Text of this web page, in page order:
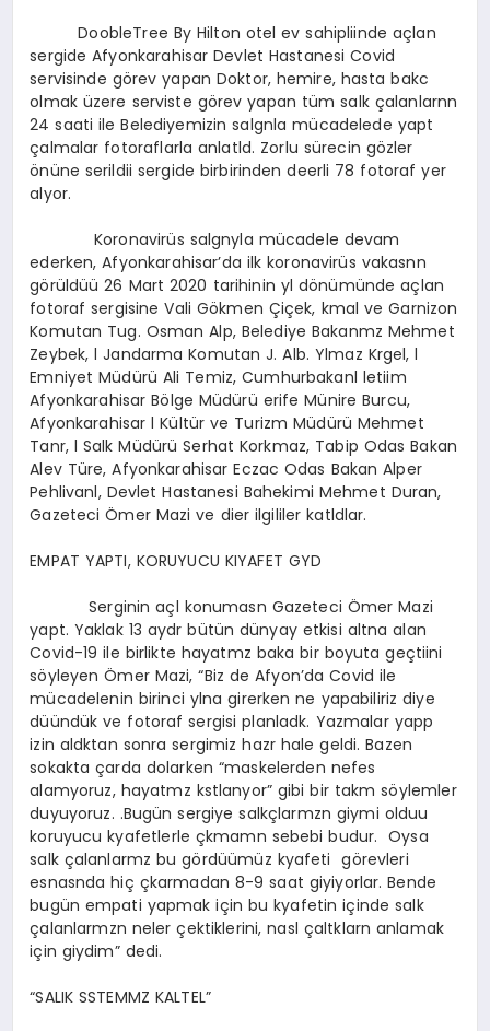
DoobleTree By Hilton otel ev sahipliinde açlan
sergide Afyonkarahisar Devlet Hastanesi Covid
servisinde görev yapan Doktor, hemire, hasta bakc
olmak üzere serviste görev yapan tüm salk çalanlarnn
24 saati ile Belediyemizin salgnla mücadelede yapt
çalmalar fotoraflarla anlatld. Zorlu sürecin gözler
önüne serildii sergide birbirinden deerli 78 fotoraf yer
alyor.
Koronavirüs salgnyla mücadele devam
ederken, Afyonkarahisar’da ilk koronavirüs vakasnn
görüldüü 26 Mart 2020 tarihinin yl dönümünde açlan
fotoraf sergisine Vali Gökmen Çiçek, kmal ve Garnizon
Komutan Tug. Osman Alp, Belediye Bakanmz Mehmet
Zeybek, l Jandarma Komutan J. Alb. Ylmaz Krgel, l
Emniyet Müdürü Ali Temiz, Cumhurbakanl letiim
Afyonkarahisar Bölge Müdürü erife Münire Burcu,
Afyonkarahisar l Kültür ve Turizm Müdürü Mehmet
Tanr, l Salk Müdürü Serhat Korkmaz, Tabip Odas Bakan
Alev Türe, Afyonkarahisar Eczac Odas Bakan Alper
Pehlivanl, Devlet Hastanesi Bahekimi Mehmet Duran,
Gazeteci Ömer Mazi ve dier ilgililer katldlar.
EMPAT YAPTI, KORUYUCU KIYAFET GYD
Serginin açl konumasn Gazeteci Ömer Mazi
yapt. Yaklak 13 aydr bütün dünyay etkisi altna alan
Covid-19 ile birlikte hayatmz baka bir boyuta geçtiini
söyleyen Ömer Mazi, “Biz de Afyon’da Covid ile
mücadelenin birinci ylna girerken ne yapabiliriz diye
düündük ve fotoraf sergisi planladk. Yazmalar yapp
izin aldktan sonra sergimiz hazr hale geldi. Bazen
sokakta çarda dolarken “maskelerden nefes
alamyoruz, hayatmz kstlanyor” gibi bir takm söylemler
duyuyoruz. .Bugün sergiye salkçlarmzn giymi olduu
koruyucu kyafetlerle çkmamn sebebi budur. Oysa
salk çalanlarmz bu gördüümüz kyafeti görevleri
esnasnda hiç çkarmadan 8-9 saat giyiyorlar. Bende
bugün empati yapmak için bu kyafetin içinde salk
çalanlarmzn neler çektiklerini, nasl çaltklarn anlamak
için giydim” dedi.
“SALIK SSTEMMZ KALTEL”